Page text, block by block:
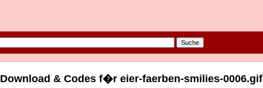
Download & Codes f�r eier-faerben-smilies-0006.gif